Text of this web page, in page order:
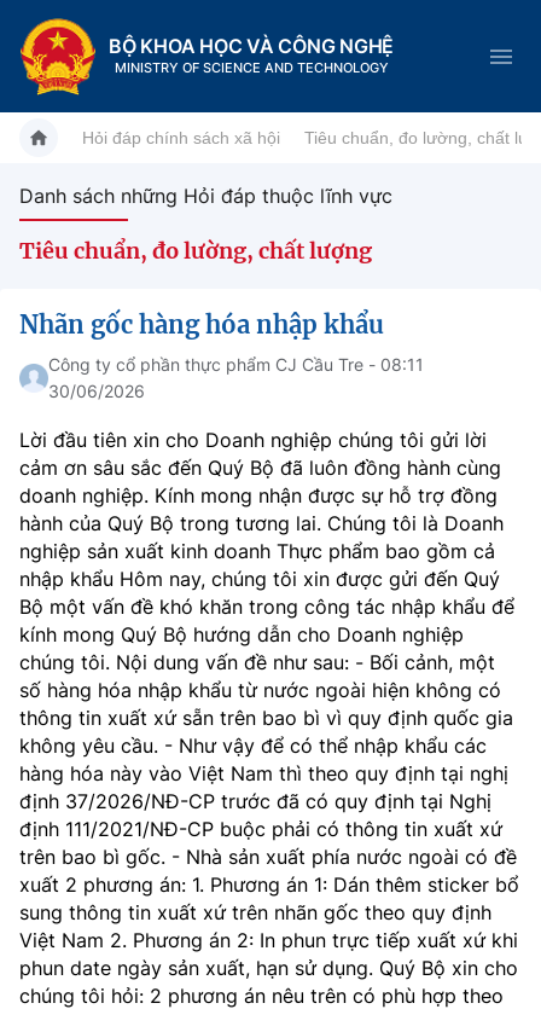
BỘ KHOA HỌC VÀ CÔNG NGHỆ
MINISTRY OF SCIENCE AND TECHNOLOGY
Giới thiệu
Chức năng nhiệm vụ
Cơ cấu tổ chức
Lịch sử phát triển
Sở Khoa học và Công nghệ
Tin tức sự kiện
Khoa học và Công nghệ
Đổi mới sáng tạo
Chuyển đổi số
Bưu chính, Viễn thông
Sở hữu trí tuệ
Tiêu chuẩn, đo lường, chất lượng
Năng lượng nguyên tử
Tin tổng hợp
Tin địa phương
Dịch vụ công
Hệ thống văn bản
Văn bản QPPL
Văn bản chỉ đạo điều hành
Lấy ý kiến người dân về dự thảo VBQPPL
MST IOFFICE
THỐNG KÊ
Khoa học và Công nghệ
Đổi mới sáng tạo
Chuyển đổi số
Bưu chính, Viễn thông
Sở hữu trí tuệ
Tiêu chuẩn, đo lường, chất lượng
Multimedia
THƯ ĐIỆN TỬ
Khác
Videos
Infographic
Ảnh
Voice
Hỏi đáp chính sách xã hội Tiêu chuẩn, đo lường, chất
Danh sách những Hỏi đáp thuộc lĩnh vực
Tiêu chuẩn, đo lường, chất lượng
Nhãn gốc hàng hóa nhập khẩu
Công ty cổ phần thực phẩm CJ Cầu Tre - 08:11
30/06/2026
Lời đầu tiên xin cho Doanh nghiệp chúng tôi gửi lời
cảm ơn sâu sắc đến Quý Bộ đã luôn đồng hành cùng
doanh nghiệp. Kính mong nhận được sự hỗ trợ đồng
hành của Quý Bộ trong tương lai. Chúng tôi là Doanh
nghiệp sản xuất kinh doanh Thực phẩm bao gồm cả
nhập khẩu Hôm nay, chúng tôi xin được gửi đến Quý
Bộ một vấn đề khó khăn trong công tác nhập khẩu để
kính mong Quý Bộ hướng dẫn cho Doanh nghiệp
chúng tôi. Nội dung vấn đề như sau: - Bối cảnh, một
số hàng hóa nhập khẩu từ nước ngoài hiện không có
thông tin xuất xứ sẵn trên bao bì vì quy định quốc gia
không yêu cầu. - Như vậy để có thể nhập khẩu các
hàng hóa này vào Việt Nam thì theo quy định tại nghị
định 37/2026/NĐ-CP trước đã có quy định tại Nghị
định 111/2021/NĐ-CP buộc phải có thông tin xuất xứ
trên bao bì gốc. - Nhà sản xuất phía nước ngoài có đề
xuất 2 phương án: 1. Phương án 1: Dán thêm sticker bổ
sung thông tin xuất xứ trên nhãn gốc theo quy định
Việt Nam 2. Phương án 2: In phun trực tiếp xuất xứ khi
phun date ngày sản xuất, hạn sử dụng. Quý Bộ xin cho
chúng tôi hỏi: 2 phương án nêu trên có phù hợp theo